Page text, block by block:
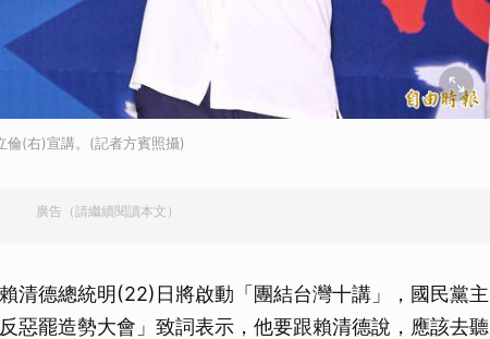
倫(右)宣講。(記者方賓照攝)
廣告（請繼續閱讀本文）
清德總統明(22)日將啟動「團結台灣十講」，國民黨主
惡罷造勢大會」致詞表示，他要跟賴清德說，應該去聽